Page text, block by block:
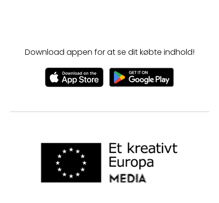
Download appen for at se dit købte indhold!